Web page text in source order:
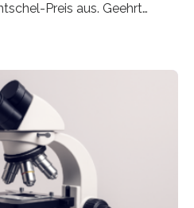
Preis aus. Geehrt
Publikation zum Thema
fördert die
die Behandlung der
Dazu schreibt sie auch in
den Hentschel-
an jüngere
unter 40 Jahren. Geehrt
Doktorarbeit oder eine